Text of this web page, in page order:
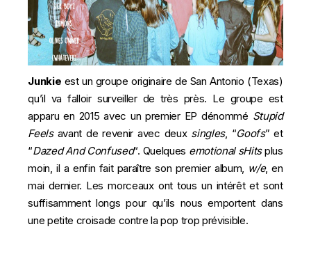
Junkie est un groupe originaire de San Antonio (Texas)
qu’il va falloir surveiller de très près. Le groupe est
apparu en 2015 avec un premier EP dénommé Stupid
Feelsavant de revenir avec deux singles, “Goofs” et
“Dazed And Confused“. Quelques emotional sHitsplus
moin, il a enfin fait paraître son premier album, w/e, en
mai dernier. Les morceaux ont tous un intérêt et sont
suffisamment longs pour qu’ils nous emportent dans
une petite croisade contre la pop trop prévisible.